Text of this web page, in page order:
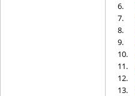
6.
7.
8.
9.
10.
11.
12.
13.